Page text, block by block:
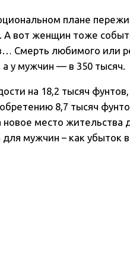
плане
А вот женщин тоже
Смерть любимого или
у мужчин — в 350 тысяч.
на 18,2 тысяч
8,7 тысяч
новое место жительства
мужчин – как убыток